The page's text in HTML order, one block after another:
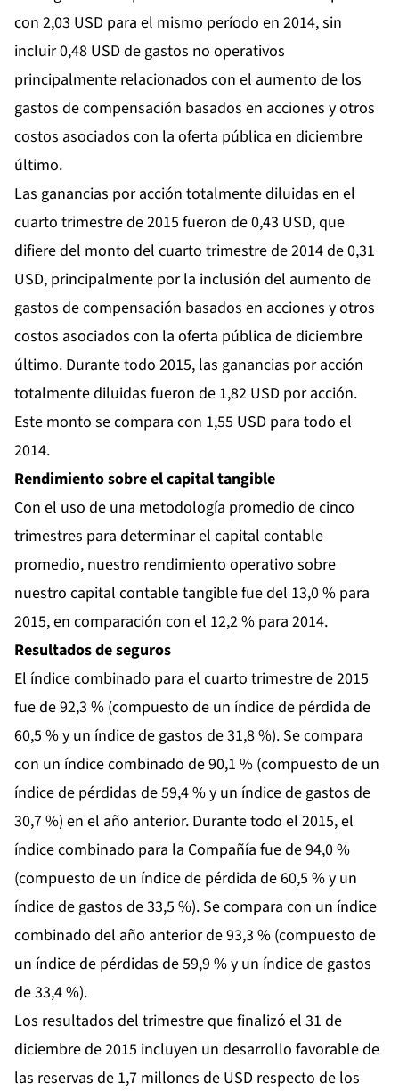
con 2,03 USD para el mismo período en 2014, sin
incluir 0,48 USD de gastos no operativos
principalmente relacionados con el aumento de los
gastos de compensación basados en acciones y otros
costos asociados con la oferta pública en diciembre
último.
Las ganancias por acción totalmente diluidas en el
cuarto trimestre de 2015 fueron de 0,43 USD, que
difiere del monto del cuarto trimestre de 2014 de 0,31
USD, principalmente por la inclusión del aumento de
gastos de compensación basados en acciones y otros
costos asociados con la oferta pública de diciembre
último. Durante todo 2015, las ganancias por acción
totalmente diluidas fueron de 1,82 USD por acción.
Este monto se compara con 1,55 USD para todo el
2014.
Rendimiento sobre el capital tangible
Con el uso de una metodología promedio de cinco
trimestres para determinar el capital contable
promedio, nuestro rendimiento operativo sobre
nuestro capital contable tangible fue del 13,0 % para
2015, en comparación con el 12,2 % para 2014.
Resultados de seguros
El índice combinado para el cuarto trimestre de 2015
fue de 92,3 % (compuesto de un índice de pérdida de
60,5 % y un índice de gastos de 31,8 %). Se compara
con un índice combinado de 90,1 % (compuesto de un
índice de pérdidas de 59,4 % y un índice de gastos de
30,7 %) en el año anterior. Durante todo el 2015, el
índice combinado para la Compañía fue de 94,0 %
(compuesto de un índice de pérdida de 60,5 % y un
índice de gastos de 33,5 %). Se compara con un índice
combinado del año anterior de 93,3 % (compuesto de
un índice de pérdidas de 59,9 % y un índice de gastos
de 33,4 %).
Los resultados del trimestre que finalizó el 31 de
diciembre de 2015 incluyen un desarrollo favorable de
las reservas de 1,7 millones de USD respecto de los